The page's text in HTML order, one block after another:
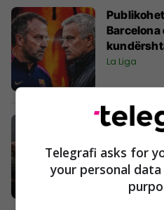
Barcelona
La Liga
të
tërhiqet
Azia
Telegrafi asks for
your personal